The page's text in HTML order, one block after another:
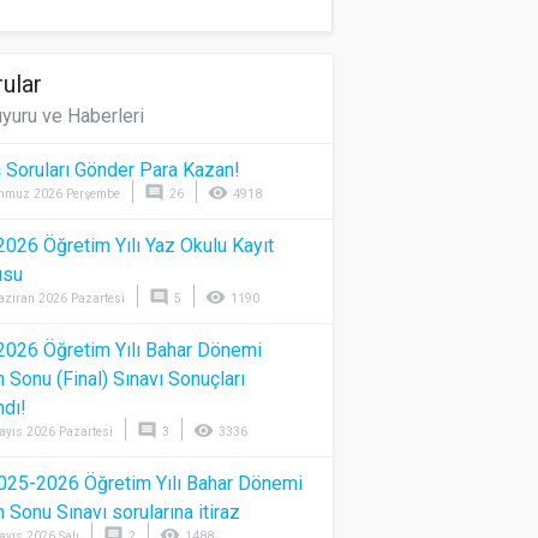
ve Haberleri
Soruları Gönder Para Kazan!
2026 Perşembe comment 26 visibility 4918
Öğretim Yılı Yaz Okulu Kayıt
2026 Pazartesi comment 5 visibility 1190
Öğretim Yılı Bahar Dönemi
Sonu (Final) Sınavı Sonuçları
2026 Pazartesi comment 3 visibility 3336
2026 Öğretim Yılı Bahar Dönemi
Sonu Sınavı sorularına itiraz